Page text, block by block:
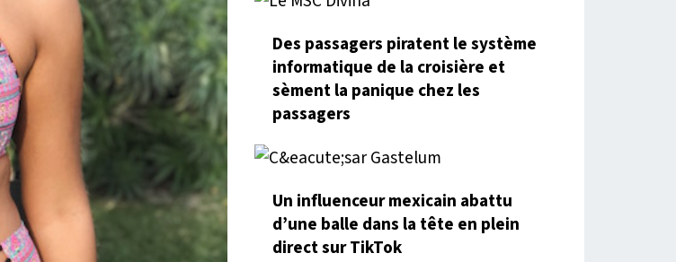
Des passagers piratent le système
informatique de la croisière et
sèment la panique chez les
passagers
Un influenceur mexicain abattu
d’une balle dans la tête en plein
direct sur TikTok